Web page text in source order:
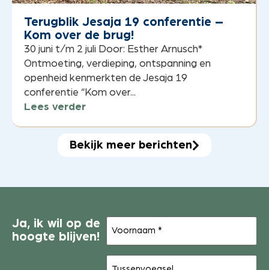
Terugblik Jesaja 19 conferentie –
Kom over de brug!
30 juni t/m 2 juli Door: Esther Arnusch*
Ontmoeting, verdieping, ontspanning en
openheid kenmerkten de Jesaja 19
conferentie “Kom over...
Lees verder
Bekijk meer berichten
Ja, ik wil op de
hoogte blijven!
Voornaam
Tussenvoegsel